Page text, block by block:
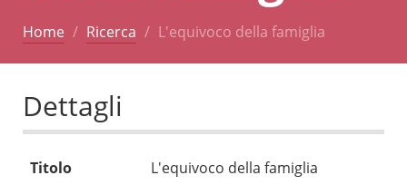
Home Ricerca L'equivoco della famiglia
Dettagli
Titolo L'equivoco della famiglia